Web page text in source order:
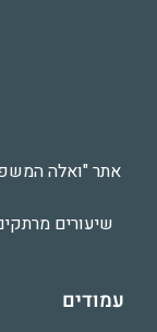
אתר "ואלה
שיעורים
עמודים